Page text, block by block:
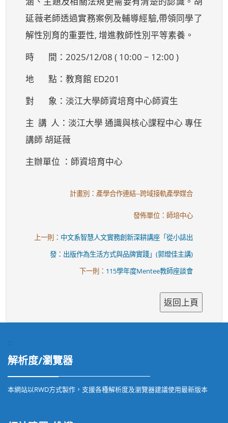
延薇老師透過實務案例及輔導經驗,帶領同學了
解性別育的重要性, 增進教師性別平等素養。
時 間：2025/12/08 ( 10:00 ~ 12:00 )
地 點：教育館 ED201
對 象：淡江大學師資培育中心師資生
主 講 人：淡江大學 通識與核心課程中心 專任
講師 胡延薇
主辦單位 ：師資培育中心
計畫別：產學合作連結--跨域接軌產學媒合
發佈單位：師培中心
上一則： 中文系智慧人文實務創新深耕講座「從小誌出
發：出版作為生活方式與品牌實踐」(郭燈佳主講)
下一則： 115學年度Mentee教師座談會
解析度/瀏覽器
本網站以RWD方式製作，支援各種解析度及瀏覽器建議使用最新版本